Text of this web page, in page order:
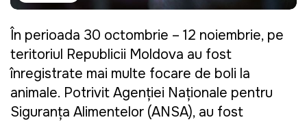
În perioada 30 octombrie – 12 noiembrie, pe
teritoriul Republicii Moldova au fost
înregistrate mai multe focare de boli la
animale. Potrivit Agenției Naționale pentru
Siguranța Alimentelor (ANSA), au fost